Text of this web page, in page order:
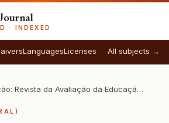
· INDEXED
LanguagesLicenses All subjects →
Avaliação: Revista da Avaliação da Educação Superior